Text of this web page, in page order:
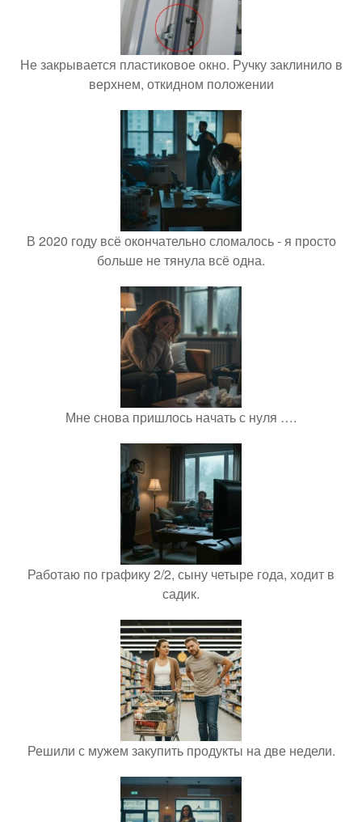
Не закрывается пластиковое окно. Ручку заклинило в
верхнем, откидном положении
В 2020 году всё окончательно сломалось - я просто
больше не тянула всё одна.
Мне снова пришлось начать с нуля ….
Работаю по графику 2/2, сыну четыре года, ходит в
садик.
Решили с мужем закупить продукты на две недели.